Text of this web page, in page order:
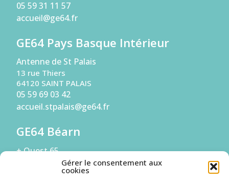
Gérer le consentement aux
cookies
05 59 31 11 57
accueil@ge64.fr
GE64 Pays Basque Intérieur
Antenne de St Palais
13 rue Thiers
64120 SAINT PALAIS
05 59 69 03 42
accueil.stpalais@ge64.fr
GE64 Béarn
+ Ouest 65
Antenne de Pau
294 Boulevard de la Paix